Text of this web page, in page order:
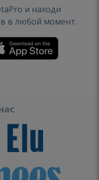
и находи
в любой момент.